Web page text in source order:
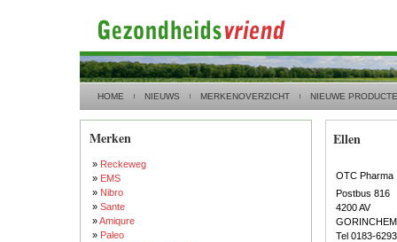
HOME NIEUWS MERKENOVERZICHT NIEUWE
Merken
» Reckeweg
» EMS
» Nibro
» Sante
»Amiqure
» Paleo
Ellen
OTC Pharma
Postbus 816
4200 AV
GORINCHEM
Tel 0183-